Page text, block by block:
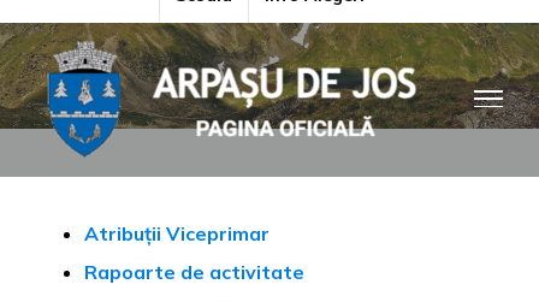
Atribuții Viceprimar
Rapoarte de activitate